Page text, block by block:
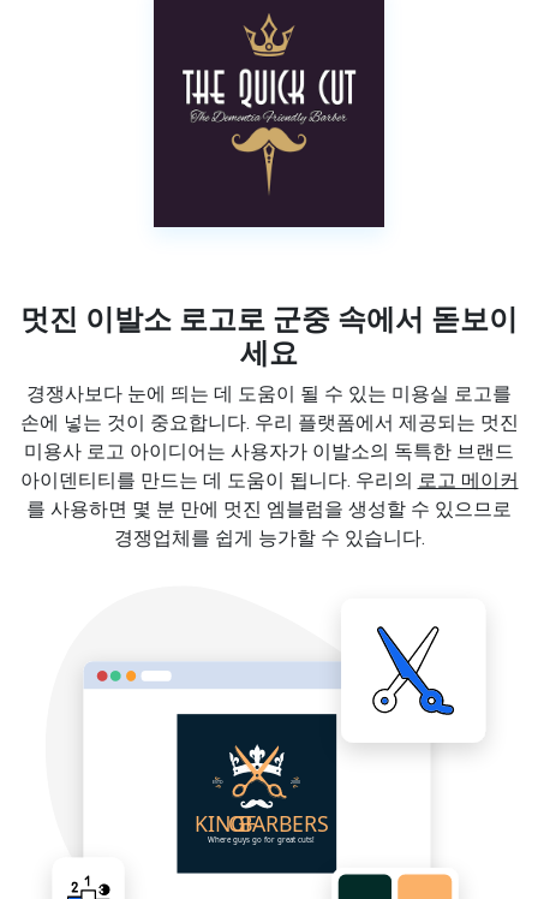
멋진 이발소 로고로 군중 속에서 돋보이
세요
경쟁사보다 눈에 띄는 데 도움이 될 수 있는 미용실 로고를
손에 넣는 것이 중요합니다. 우리 플랫폼에서 제공되는 멋진
미용사 로고 아이디어는 사용자가 이발소의 독특한 브랜드
아이덴티티를 만드는 데 도움이 됩니다. 우리의 로고 메이커
를 사용하면 몇 분 만에 멋진 엠블럼을 생성할 수 있으므로
경쟁업체를 쉽게 능가할 수 있습니다.